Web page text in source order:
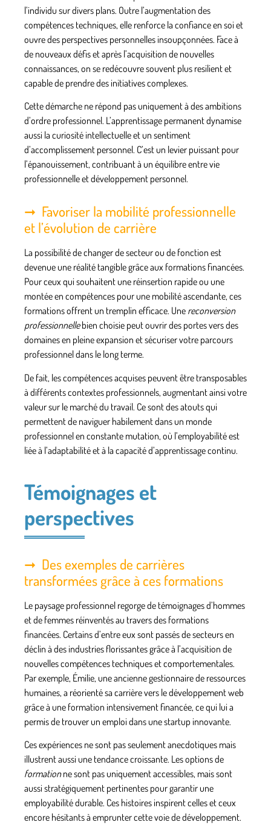
l’individu sur divers plans. Outre l’augmentation des
compétences techniques, elle renforce la confiance en soi et
ouvre des perspectives personnelles insoupçonnées. Face à
de nouveaux défis et après l’acquisition de nouvelles
connaissances, on se redécouvre souvent plus resilient et
capable de prendre des initiatives complexes.
Cette démarche ne répond pas uniquement à des ambitions
d’ordre professionnel. L’apprentissage permanent dynamise
aussi la curiosité intellectuelle et un sentiment
d’accomplissement personnel. C’est un levier puissant pour
l’épanouissement, contribuant à un équilibre entre vie
professionnelle et développement personnel.
Favoriser la mobilité professionnelle
et l’évolution de carrière
La possibilité de changer de secteur ou de fonction est
devenue une réalité tangible grâce aux formations financées.
Pour ceux qui souhaitent une réinsertion rapide ou une
montée en compétences pour une mobilité ascendante, ces
formations offrent un tremplin efficace. Une reconversion
professionnellebien choisie peut ouvrir des portes vers des
domaines en pleine expansion et sécuriser votre parcours
professionnel dans le long terme.
De fait, les compétences acquises peuvent être transposables
à différents contextes professionnels, augmentant ainsi votre
valeur sur le marché du travail. Ce sont des atouts qui
permettent de naviguer habilement dans un monde
professionnel en constante mutation, où l’employabilité est
liée à l’adaptabilité et à la capacité d’apprentissage continu.
Témoignages et
perspectives
Des exemples de carrières
transformées grâce à ces formations
Le paysage professionnel regorge de témoignages d’hommes
et de femmes réinventés au travers des formations
financées. Certains d’entre eux sont passés de secteurs en
déclin à des industries florissantes grâce à l’acquisition de
nouvelles compétences techniques et comportementales.
Par exemple, Émilie, une ancienne gestionnaire de ressources
humaines, a réorienté sa carrière vers le développement web
grâce à une formation intensivement financée, ce qui lui a
permis de trouver un emploi dans une startup innovante.
Ces expériences ne sont pas seulement anecdotiques mais
illustrent aussi une tendance croissante. Les options de
formationne sont pas uniquement accessibles, mais sont
aussi stratégiquement pertinentes pour garantir une
employabilité durable. Ces histoires inspirent celles et ceux
encore hésitants à emprunter cette voie de développement.